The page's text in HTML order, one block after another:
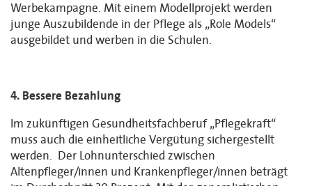
Werbekampagne. Mit einem Modellprojekt werden
junge Auszubildende in der Pflege als „Role Models“
ausgebildet und werben in die Schulen.
4. Bessere Bezahlung
Im zukünftigen Gesundheitsfachberuf „Pflegekraft“
muss auch die einheitliche Vergütung sichergestellt
werden. Der Lohnunterschied zwischen
Altenpfleger/innen und Krankenpfleger/innen beträgt